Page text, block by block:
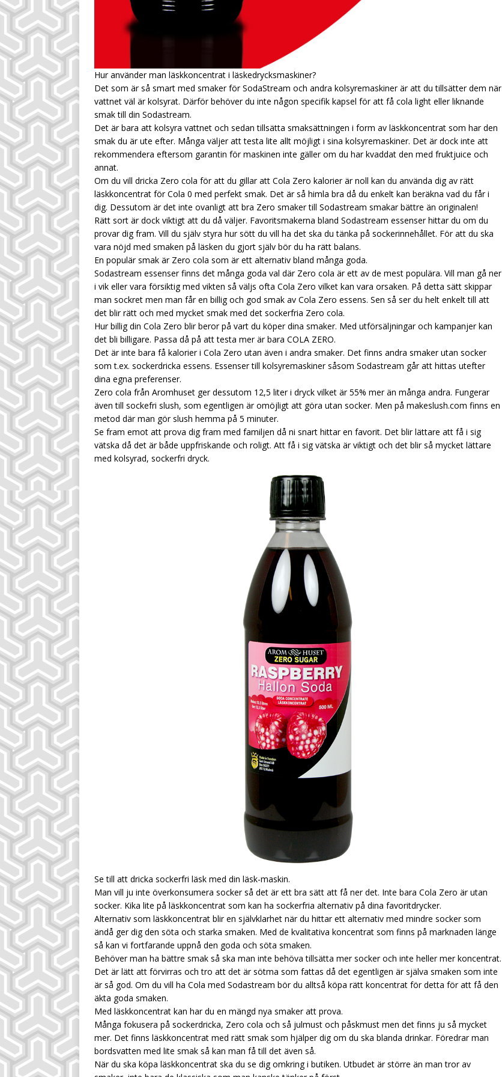
Hur använder man läskkoncentrat i läskedrycksmaskiner?
Det som är så smart med smaker för SodaStream och andra kolsyremaskiner är att du tillsätter dem när
vattnet väl är kolsyrat. Därför behöver du inte någon specifik kapsel för att få cola light eller liknande
smak till din Sodastream.
Det är bara att kolsyra vattnet och sedan tillsätta smaksättningen i form av läskkoncentrat som har den
smak du är ute efter. Många väljer att testa lite allt möjligt i sina kolsyremaskiner. Det är dock inte att
rekommendera eftersom garantin för maskinen inte gäller om du har kvaddat den med fruktjuice och
annat.
Om du vill dricka Zero cola för att du gillar att Cola Zero kalorier är noll kan du använda dig av rätt
läskkoncentrat för Cola 0 med perfekt smak. Det är så himla bra då du enkelt kan beräkna vad du får i
dig. Dessutom är det inte ovanligt att bra Zero smaker till Sodastream smakar bättre än originalen!
Rätt sort är dock viktigt att du då väljer. Favoritsmakerna bland Sodastream essenser hittar du om du
provar dig fram. Vill du själv styra hur sött du vill ha det ska du tänka på sockerinnehållet. För att du ska
vara nöjd med smaken på läsken du gjort själv bör du ha rätt balans.
En populär smak är Zero cola som är ett alternativ bland många goda.
Sodastream essenser finns det många goda val där Zero cola är ett av de mest populära. Vill man gå ner
i vik eller vara försiktig med vikten så väljs ofta Cola Zero vilket kan vara orsaken. På detta sätt skippar
man sockret men man får en billig och god smak av Cola Zero essens. Sen så ser du helt enkelt till att
det blir rätt och med mycket smak med det sockerfria Zero cola.
Hur billig din Cola Zero blir beror på vart du köper dina smaker. Med utförsäljningar och kampanjer kan
det bli billigare. Passa då på att testa mer är bara COLA ZERO.
Det är inte bara få kalorier i Cola Zero utan även i andra smaker. Det finns andra smaker utan socker
som t.ex. sockerdricka essens. Essenser till kolsyremaskiner såsom Sodastream går att hittas utefter
dina egna preferenser.
Zero cola från Aromhuset ger dessutom 12,5 liter i dryck vilket är 55% mer än många andra. Fungerar
även till sockefri slush, som egentligen är omöjligt att göra utan socker. Men på makeslush.com finns en
metod där man gör slush hemma på 5 minuter.
Se fram emot att prova dig fram med familjen då ni snart hittar en favorit. Det blir lättare att få i sig
vätska då det är både uppfriskande och roligt. Att få i sig vätska är viktigt och det blir så mycket lättare
med kolsyrad, sockerfri dryck.
Se till att dricka sockerfri läsk med din läsk-maskin.
Man vill ju inte överkonsumera socker så det är ett bra sätt att få ner det. Inte bara Cola Zero är utan
socker. Kika lite på läskkoncentrat som kan ha sockerfria alternativ på dina favoritdrycker.
Alternativ som läskkoncentrat blir en självklarhet när du hittar ett alternativ med mindre socker som
ändå ger dig den söta och starka smaken. Med de kvalitativa koncentrat som finns på marknaden länge
så kan vi fortfarande uppnå den goda och söta smaken.
Behöver man ha bättre smak så ska man inte behöva tillsätta mer socker och inte heller mer koncentrat.
Det är lätt att förvirras och tro att det är sötma som fattas då det egentligen är själva smaken som inte
är så god. Om du vill ha Cola med Sodastream bör du alltså köpa rätt koncentrat för detta för att få den
äkta goda smaken.
Med läskkoncentrat kan har du en mängd nya smaker att prova.
Många fokusera på sockerdricka, Zero cola och så julmust och påskmust men det finns ju så mycket
mer. Det finns läskkoncentrat med rätt smak som hjälper dig om du ska blanda drinkar. Föredrar man
bordsvatten med lite smak så kan man få till det även så.
När du ska köpa läskkoncentrat ska du se dig omkring i butiken. Utbudet är större än man tror av